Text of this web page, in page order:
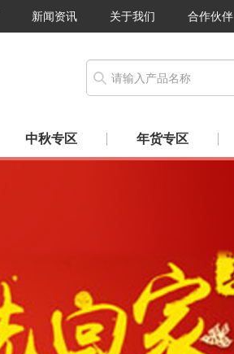
新闻资讯 关于我们 合作伙伴
中秋专区 年货专区